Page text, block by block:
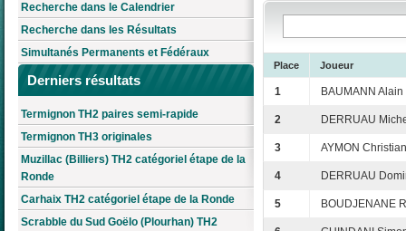
Recherche dans le Calendrier
Recherche dans les Résultats
Simultanés Permanents et Fédéraux
Derniers résultats
Termignon TH2 paires semi-rapide
Termignon TH3 originales
Muzillac (Billiers) TH2 catégoriel étape de la
Ronde
Carhaix TH2 catégoriel étape de la Ronde
Scrabble du Sud Goëlo (Plourhan) TH2
Place Joueur
1 BAUMANN
2 DERRUAU
3 AYMON
4 DERRUAU
5 BOUDJENANE